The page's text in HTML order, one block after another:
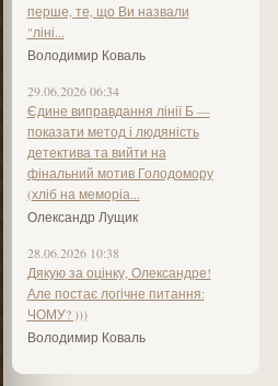
перше, те, що Ви назвали
"ліні...
Володимир Коваль
29.06.2026 06:34
Єдине виправдання лінії Б —
показати метод і людяність
детектива та вийти на
фінальний мотив Голодомору
(хліб на меморіа...
Олександр Лущик
28.06.2026 10:38
Дякую за оцінку, Олександре!
Але постає логічне питання:
ЧОМУ? )))
Володимир Коваль